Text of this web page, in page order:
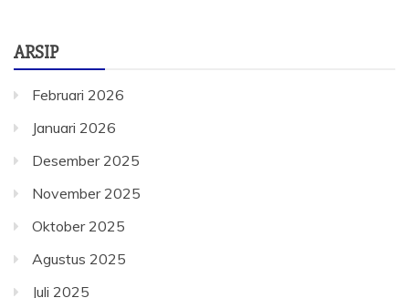
ARSIP
Februari 2026
Januari 2026
Desember 2025
November 2025
Oktober 2025
Agustus 2025
Juli 2025